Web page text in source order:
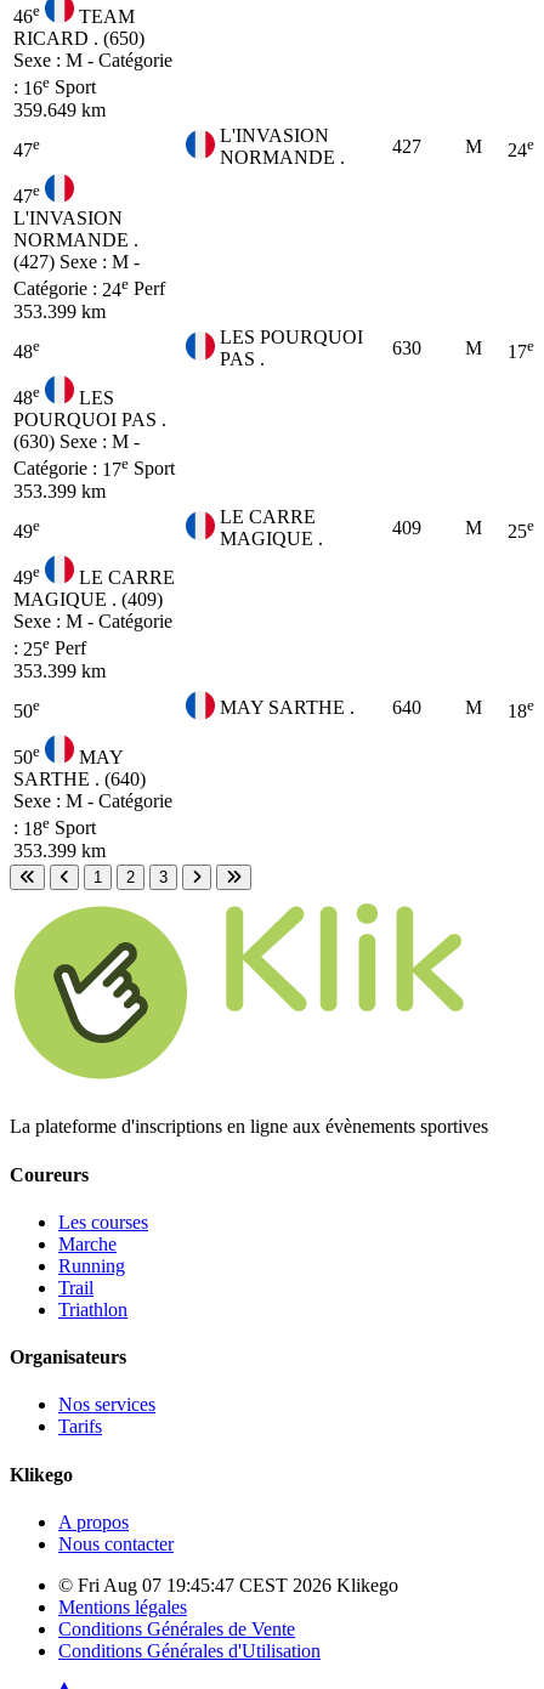
46e
TEAM
RICARD . (650)
Sexe : M - Catégorie
: 16e Sport
359.649 km
47e
L'INVASION
NORMANDE .
427 M 24e
47e
L'INVASION
NORMANDE .
(427) Sexe : M -
Catégorie : 24e Perf
353.399 km
48e
LES POURQUOI
PAS .
630 M 17e
48e
LES
POURQUOI PAS .
(630) Sexe : M -
Catégorie : 17e Sport
353.399 km
49e
LE CARRE
MAGIQUE .
409 M 25e
49e
LE CARRE
MAGIQUE . (409)
Sexe : M - Catégorie
: 25e Perf
353.399 km
50e MAY SARTHE . 640 M 18e
50e
MAY
SARTHE . (640)
Sexe : M - Catégorie
: 18e Sport
353.399 km
Première page
Page précédente
1 2
3
Page suivante
Dernière page
La plateforme d'inscriptions en ligne aux évènements sportives
Coureurs
Les courses
Marche
Running
Trail
Triathlon
Organisateurs
Nos services
Tarifs
Klikego
A propos
Nous contacter
© Fri Aug 07 19:45:47 CEST 2026 Klikego
Mentions légales
Conditions Générales de Vente
Conditions Générales d'Utilisation